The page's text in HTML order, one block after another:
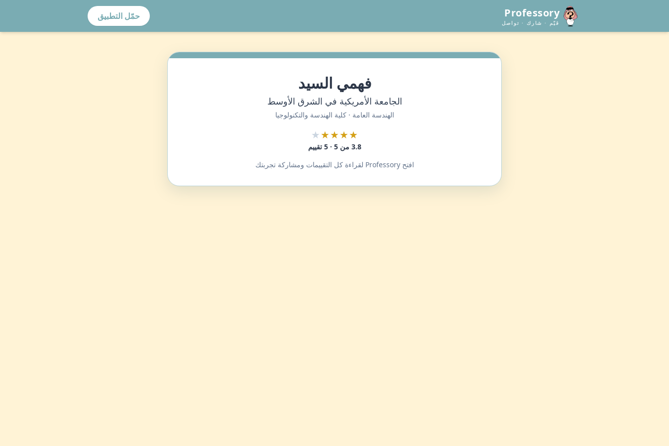
Professory
قيّم · شارك · تواصل
حمّل التطبيق
فهمي السيد
الجامعة الأمريكية في الشرق الأوسط
الهندسة العامة · كلية الهندسة والتكنولوجيا
★★★★
★
3.8 من 5 · 5 تقييم
افتح Professory لقراءة كل التقييمات ومشاركة تجربتك